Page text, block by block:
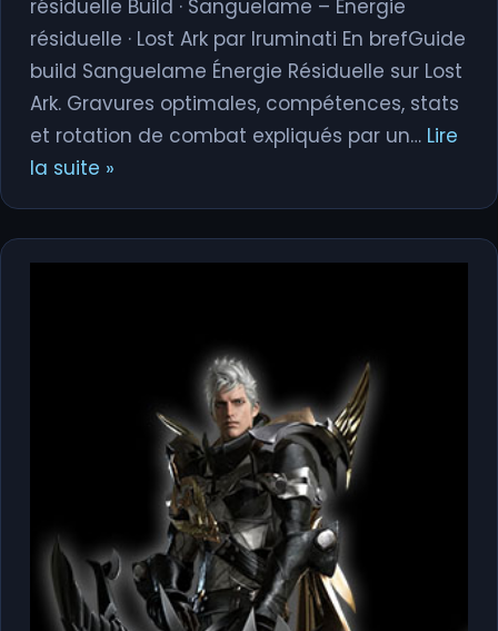
résiduelle Build · Sanguelame – Energie
résiduelle · Lost Ark par Iruminati En brefGuide
build Sanguelame Énergie Résiduelle sur Lost
Ark. Gravures optimales, compétences, stats
et rotation de combat expliqués par un… Lire
la suite »